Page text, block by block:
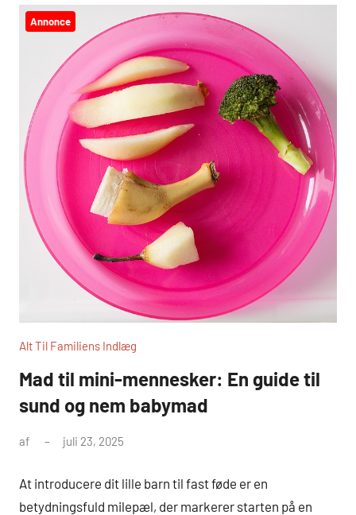
Annonce
Alt Til Familiens Indlæg
Mad til mini-mennesker: En guide til
sund og nem babymad
af juli 23, 2025
At introducere dit lille barn til fast føde er en
betydningsfuld milepæl, der markerer starten på en